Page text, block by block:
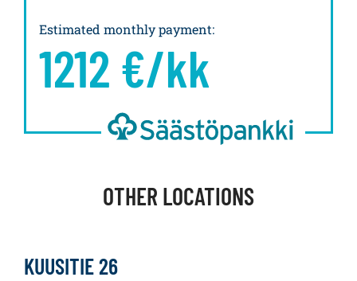
Estimated monthly payment:
1212 €/kk
OTHER LOCATIONS
KUUSITIE 26